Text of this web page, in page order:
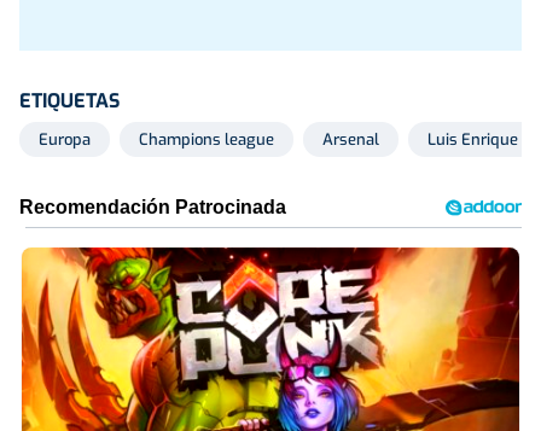
ETIQUETAS
Europa Champions league Arsenal Luis Enrique